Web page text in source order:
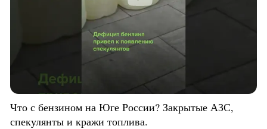
Что с бензином на Юге России? Закрытые АЗС,
спекулянты и кражи топлива.